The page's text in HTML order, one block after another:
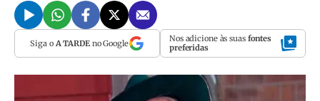
Siga o A TARDEno Google Nos adicione às suas fontes
preferidas